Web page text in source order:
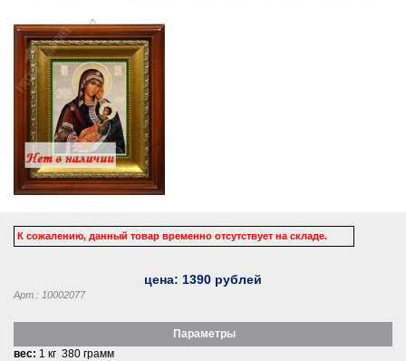
К сожалению, данный товар временно отсутствует на складе.
цена: 1390 рублей
Арт.: 10002077
Параметры
вес: 1 кг 380 грамм